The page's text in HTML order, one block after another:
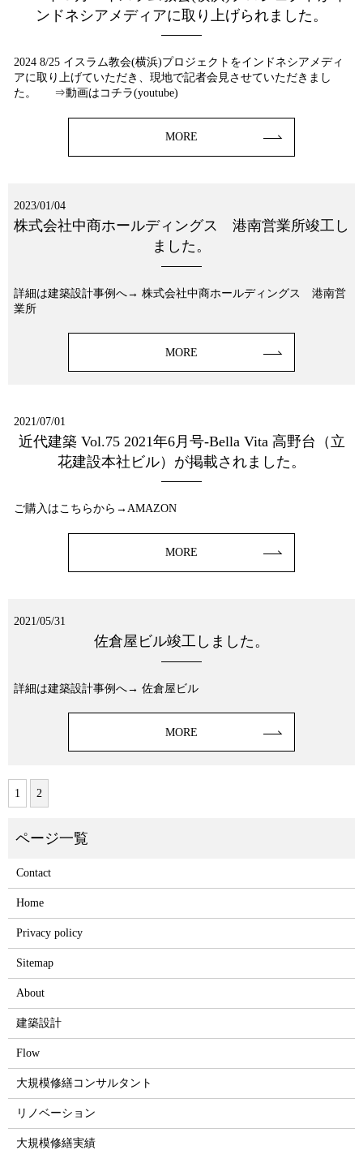
ンドネシアメディアに取り上げられました。
2024 8/25 イスラム教会(横浜)プロジェクトをインドネシアメディ
アに取り上げていただき、現地で記者会見させていただきまし
た。 ⇒動画はコチラ(youtube)
MORE
2023/01/04
株式会社中商ホールディングス 港南営業所竣工し
ました。
詳細は建築設計事例へ→ 株式会社中商ホールディングス 港南営
業所
MORE
2021/07/01
近代建築 Vol.75 2021年6月号-Bella Vita 高野台（立
花建設本社ビル）が掲載されました。
ご購入はこちらから→AMAZON
MORE
2021/05/31
佐倉屋ビル竣工しました。
詳細は建築設計事例へ→ 佐倉屋ビル
MORE
1 2
Contact
Home
Privacy policy
Sitemap
About
建築設計
Flow
大規模修繕コンサルタント
リノベーション
大規模修繕実績